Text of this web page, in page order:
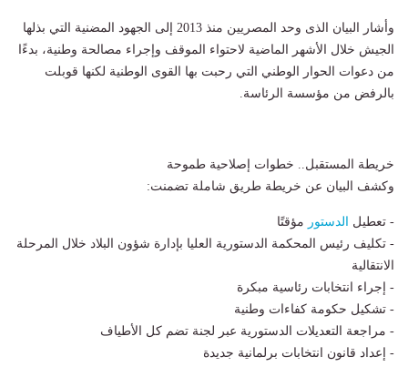
وأشار البيان الذى وحد المصريين منذ 2013 إلى الجهود المضنية التي بذلها
الجيش خلال الأشهر الماضية لاحتواء الموقف وإجراء مصالحة وطنية، بدءًا
من دعوات الحوار الوطني التي رحبت بها القوى الوطنية لكنها قوبلت
بالرفض من مؤسسة الرئاسة.
خريطة المستقبل.. خطوات إصلاحية طموحة
وكشف البيان عن خريطة طريق شاملة تضمنت:
- تعطيل الدستور مؤقتًا
- تكليف رئيس المحكمة الدستورية العليا بإدارة شؤون البلاد خلال المرحلة
الانتقالية
- إجراء انتخابات رئاسية مبكرة
- تشكيل حكومة كفاءات وطنية
- مراجعة التعديلات الدستورية عبر لجنة تضم كل الأطياف
- إعداد قانون انتخابات برلمانية جديدة